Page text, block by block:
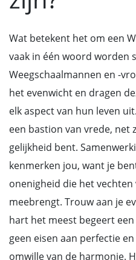
Wat betekent het om een
vaak in één woord worden
Weegschaalmannen en -
het evenwicht en dragen
elk aspect van hun leven
een bastion van vrede, net
gelijkheid bent.
kenmerken jou, want je
onenigheid die het
meebrengt. Trouw aan je
hart het meest begeert
geen eisen aan perfectie
omwille van de harmonie.